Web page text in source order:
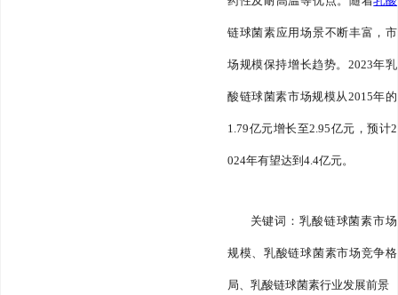
链球菌素应用场景不断丰富，市
场规模保持增长趋势。2023年乳
酸链球菌素市场规模从2015年的
1.79亿元增长至2.95亿元，预计2
024年有望达到4.4亿元。
关键词：乳酸链球菌素市场
规模、乳酸链球菌素市场竞争格
局、乳酸链球菌素行业发展前景